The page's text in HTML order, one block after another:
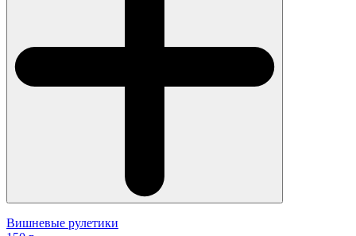
Вишневые рулетики